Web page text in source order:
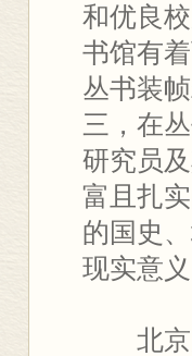
和优良
书馆有
丛书装
三，在
研究员
富且扎
的国史
现实意义
北